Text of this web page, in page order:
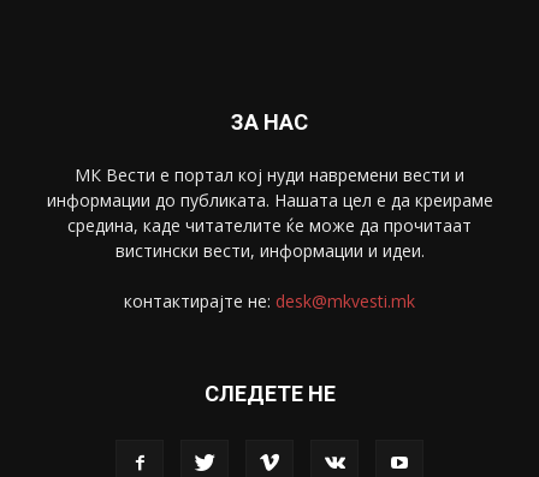
ЗА НАС
МК Вести е портал коj нуди навремени вести и
информации до публиката. Нашата цел е да креираме
средина, каде читателите ќе може да прочитаат
вистински вести, информации и идеи.
контактирајте не: desk@mkvesti.mk
СЛЕДЕТЕ НЕ